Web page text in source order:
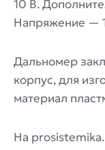
10 В.
Напряжение —
Дальномер
корпус, для
материал
На